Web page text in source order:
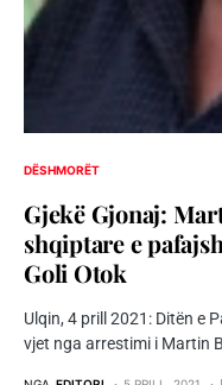
DËSHMORËT
Gjekë Gjonaj:
shqiptare e
Goli Otok
Ulqin, 4 prill 2021: Ditën e
vjet nga arrestimi i Martin